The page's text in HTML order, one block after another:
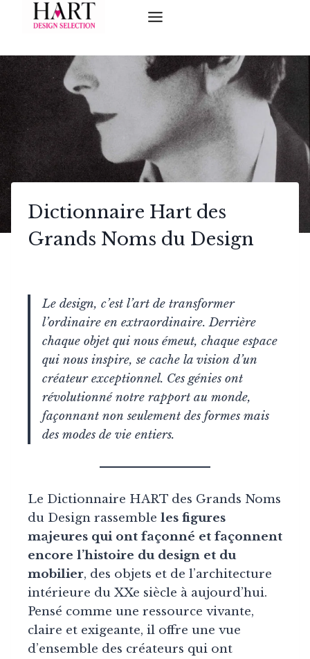
Dictionnaire Hart des
Grands Noms du Design
Le design, c’est l’art de transformer
l’ordinaire en extraordinaire. Derrière
chaque objet qui nous émeut, chaque espace
qui nous inspire, se cache la vision d’un
créateur exceptionnel. Ces génies ont
révolutionné notre rapport au monde,
façonnant non seulement des formes mais
des modes de vie entiers.
Le Dictionnaire HART des Grands Noms
du Design rassemble les figures
majeures qui ont façonné et façonnent
encore l’histoire du design et du
mobilier, des objets et de l’architecture
intérieure du XXe siècle à aujourd’hui.
Pensé comme une ressource vivante,
claire et exigeante, il offre une vue
d’ensemble des créateurs qui ont